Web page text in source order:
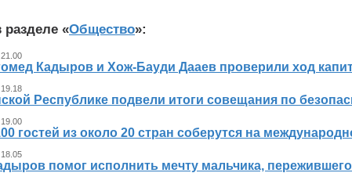
разделе «Общество»:
Кадыров и Хож-Бауди Дааев проверили ход
Республике подвели итоги совещания по
гостей из около 20 стран соберутся на
помог исполнить мечту мальчика,